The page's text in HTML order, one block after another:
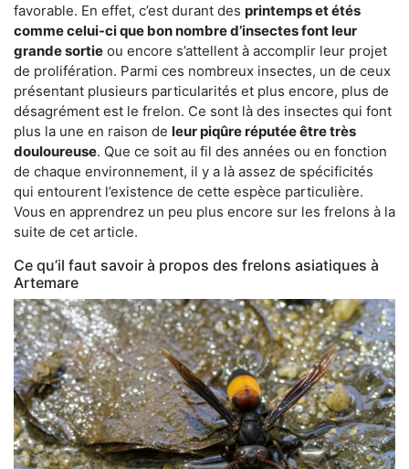
favorable. En effet, c’est durant des printemps et étés
comme celui-ci que bon nombre d’insectes font leur
grande sortie ou encore s’attellent à accomplir leur projet
de prolifération. Parmi ces nombreux insectes, un de ceux
présentant plusieurs particularités et plus encore, plus de
désagrément est le frelon. Ce sont là des insectes qui font
plus la une en raison de leur piqûre réputée être très
douloureuse. Que ce soit au fil des années ou en fonction
de chaque environnement, il y a là assez de spécificités
qui entourent l’existence de cette espèce particulière.
Vous en apprendrez un peu plus encore sur les frelons à la
suite de cet article.
Ce qu’il faut savoir à propos des frelons asiatiques à
Artemare